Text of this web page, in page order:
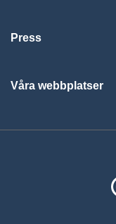
Press
Våra webbplatser